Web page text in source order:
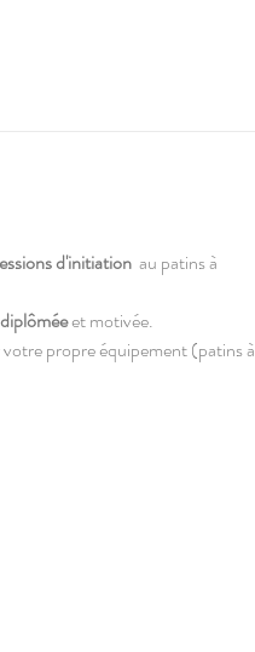
d'initiation au patins à
et motivée.
propre équipement (patins à